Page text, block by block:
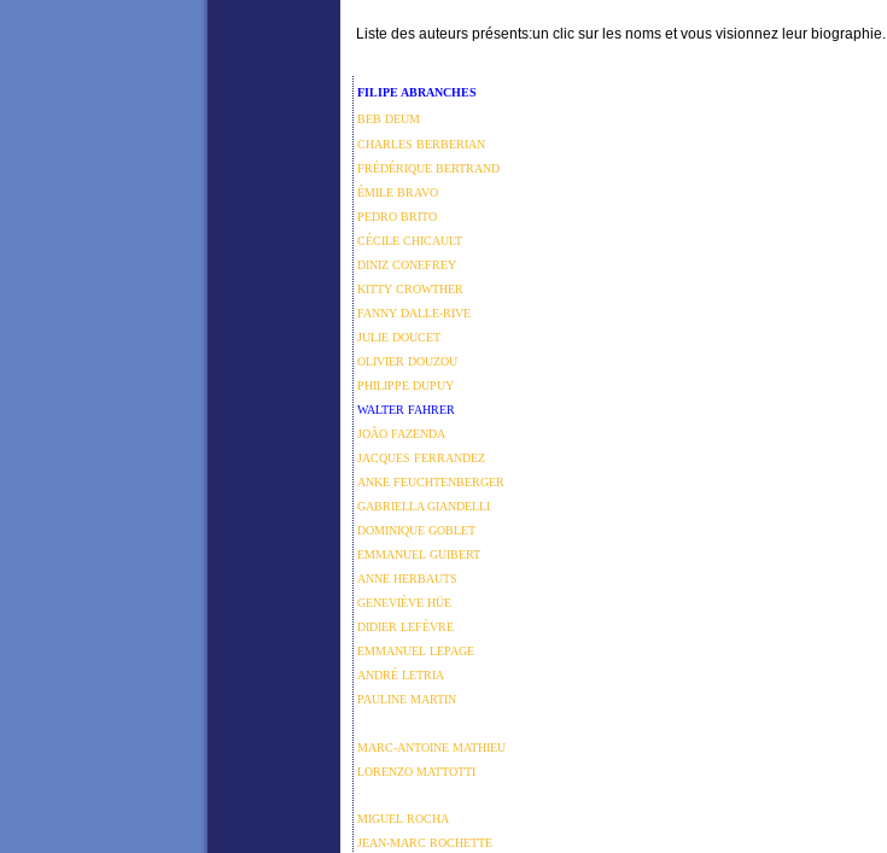
Liste des auteurs présents:un clic sur les noms et vous visionnez leur biographie.
FILIPE ABRANCHES
BEB DEUM
CHARLES BERBERIAN
FRÉDÉRIQUE BERTRAND
ÉMILE BRAVO
PEDRO BRITO
CÉCILE CHICAULT
DINIZ CONEFREY
KITTY CROWTHER
FANNY DALLE-RIVE
JULIE DOUCET
OLIVIER DOUZOU
PHILIPPE DUPUY
WALTER FAHRER
JOÃO FAZENDA
JACQUES FERRANDEZ
ANKE FEUCHTENBERGER
GABRIELLA GIANDELLI
DOMINIQUE GOBLET
EMMANUEL GUIBERT
ANNE HERBAUTS
GENEVIÈVE HÜE
DIDIER LEFÈVRE
EMMANUEL LEPAGE
ANDRÉ LETRIA
PAULINE MARTIN
MARC-ANTOINE MATHIEU
LORENZO MATTOTTI
MIGUEL ROCHA
JEAN-MARC ROCHETTE